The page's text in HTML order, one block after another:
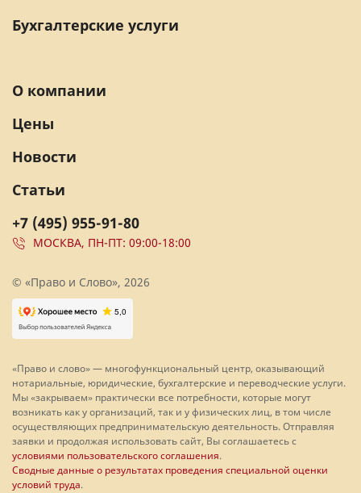
Бухгалтерские услуги
+7 (495) 955-91-80
МОСКВА, ПН-ПТ: 09:00-18:00
О компании
Цены
Новости
Статьи
© «Право и Слово», 2026
«Право и слово» — многофункциональный центр, оказывающий
нотариальные, юридические, бухгалтерские и переводческие услуги.
Мы «закрываем» практически все потребности, которые могут
возникать как у организаций, так и у физических лиц, в том числе
осуществляющих предпринимательскую деятельность. Отправляя
заявки и продолжая использовать сайт, Вы соглашаетесь с
условиями пользовательского соглашения.
Сводные данные о результатах проведения специальной оценки
условий труда.